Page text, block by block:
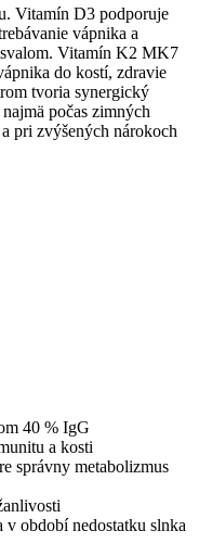
Vitamín D3 podporuje
vápnika a
Vitamín K2 MK7
do kostí, zdravie
tvoria synergický
počas zimných
pri zvýšených nárokoch
40 % IgG
a kosti
správny metabolizmus
v období nedostatku slnka